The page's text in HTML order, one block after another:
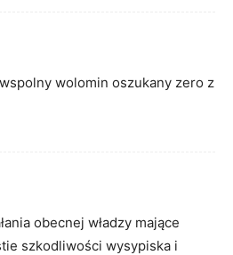
wolomin oszukany zero z
obecnej władzy mające
szkodliwości wysypiska i